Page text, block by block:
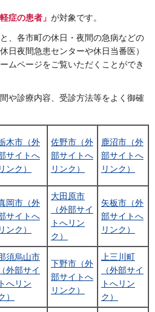
軽症の患者」 が対象です。
、各市町の休日・夜間の急病などの
日夜間急患センターや休日当番医）
ムページをご覧いただくことができ
や診療内容、受診方法等をよく御確
木市（外
サイトへ
リンク）
佐野市（外
部サイトへ
リンク）
鹿沼市（外
部サイトへ
リンク）
岡市（外
サイトへ
リンク）
大田原市
（外部サイ
トへリン
ク）
矢板市（外
部サイトへ
リンク）
須烏山市
（外部サイ
トへリン
）
下野市（外
部サイトへ
リンク）
上三川町
（外部サイ
トへリン
ク）